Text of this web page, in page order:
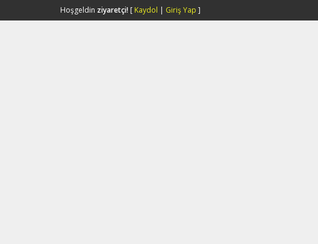
Hoşgeldin ziyaretçi! [ Kaydol | Giriş Yap ]